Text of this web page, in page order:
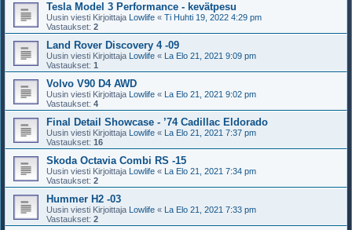
Tesla Model 3 Performance - kevätpesu
Uusin viesti Kirjoittaja Lowlife « Ti Huhti 19, 2022 4:29 pm
Vastaukset: 2
Land Rover Discovery 4 -09
Uusin viesti Kirjoittaja Lowlife «
La Elo 21, 2021 9:09 pm
Vastaukset: 1
Volvo V90 D4 AWD
Uusin viesti Kirjoittaja Lowlife «
La Elo 21, 2021 9:02 pm
Vastaukset: 4
Final Detail Showcase - ’74 Cadillac Eldorado
Uusin viesti Kirjoittaja Lowlife «
La Elo 21, 2021 7:37 pm
Vastaukset: 16
Skoda Octavia Combi RS -15
Uusin viesti Kirjoittaja Lowlife «
La Elo 21, 2021 7:34 pm
Vastaukset: 2
Hummer H2 -03
Uusin viesti Kirjoittaja Lowlife «
La Elo 21, 2021 7:33 pm
Vastaukset: 2